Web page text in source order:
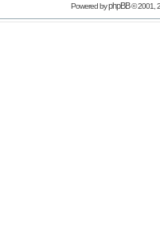
Powered byphpBB© 2001,